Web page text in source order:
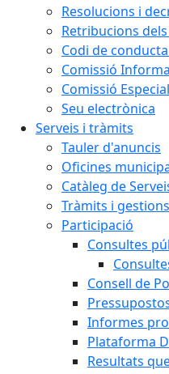
Resolucions i
Retribucions
Codi de
Comissió
Comissió
Seu electrònica
Serveis i tràmits
Tauler d'anuncis
Oficines
Catàleg de
Tràmits i gestions
Participació
Consultes
Consell de
Informes
Plataforma
Resultats